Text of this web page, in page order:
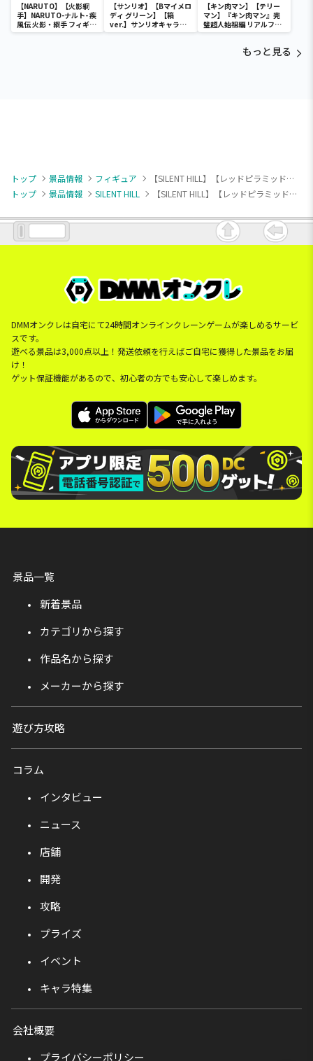
【NARUTO】【火影綱
手】NARUTO-ナルト- 疾
風伝 火影・綱手 フィギュ
ア～五影集結…!!～
【サンリオ】【Bマイメロ
ディ グリーン】【箱
ver.】サンリオキャラク
ターズ おおきな
【キン肉マン】【テリー
マン】『キン肉マン』完
璧超人始祖編 リアルフィ
ギュア-テリーマン-
もっと見る
トップ 景品情報 フィギュア
【SILENT HILL】【レッドピラミッドシング】SILENT HILL 2 レッドピラミッドシング
トップ
景品情報 SILENT HILL 【SILENT HILL】【レッドピラミッドシング】SILENT HILL 2 レッドピラミッドシング
DMMオンクレは自宅にて24時間オンラインクレーンゲームが楽しめるサービ
スです。
遊べる景品は3,000点以上！発送依頼を行えばご自宅に獲得した景品をお届
け！
ゲット保証機能があるので、初心者の方でも安心して楽しめます。
景品一覧
新着景品
カテゴリから探す
作品名から探す
メーカーから探す
遊び方攻略
コラム
インタビュー
ニュース
店舗
開発
攻略
プライズ
イベント
キャラ特集
会社概要
プライバシーポリシー